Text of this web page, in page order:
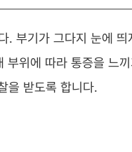
. 부기가 그다지 눈에
위에 따라 통증을 느
을 받도록 합니다.